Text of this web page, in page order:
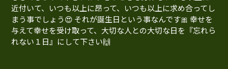
近付いて、いつも以上に昂って、いつも以上に求め合ってし
まう事でしょう😍 それが誕生日という事なんです🎀 幸せを
与えて幸せを受け取って、大切な人との大切な日を『忘れら
れない１日』にして下さい🙌